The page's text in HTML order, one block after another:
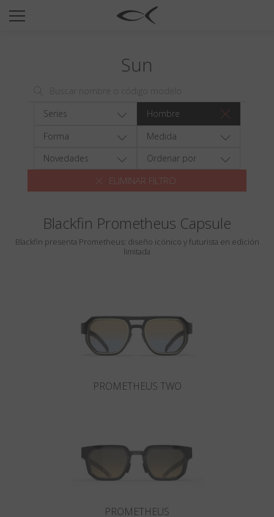
SUN
TITANIUM
NEWSROOM
TIENDAS
Favoritos
Buscar
Sun
Series
Hombre
Forma
Medida
Novedades
Ordenar por
ELIMINAR FILTRO
Blackfin Prometheus Capsule
Blackfin presenta Prometheus: diseño icónico y futurista en edición
limitada
PROMETHEUS TWO
PROMETHEUS